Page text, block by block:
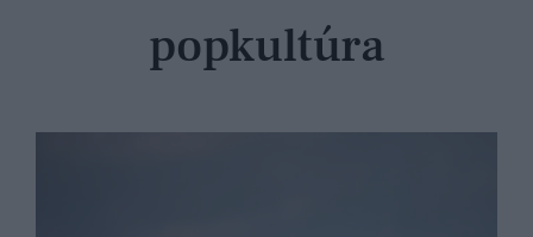
popkultúra